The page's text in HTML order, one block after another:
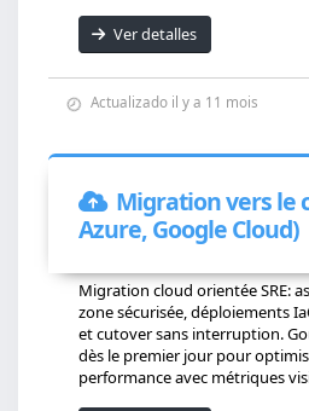
Ver detalles
Actualizado il y a 11 mois
Migration vers le
Azure, Google Cloud)
Migration cloud orientée SRE:
zone sécurisée, déploiements
et cutover sans interruption.
dès le premier jour pour
performance avec métriques